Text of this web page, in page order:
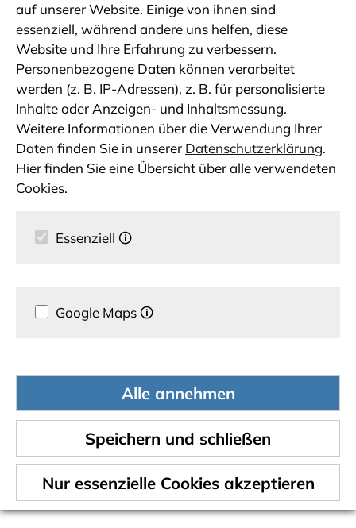
auf unserer Website. Einige von ihnen sind
essenziell, während andere uns helfen, diese
Website und Ihre Erfahrung zu verbessern.
Personenbezogene Daten können verarbeitet
werden (z. B. IP-Adressen), z. B. für personalisierte
Inhalte oder Anzeigen- und Inhaltsmessung.
Weitere Informationen über die Verwendung Ihrer
Daten finden Sie in unserer Datenschutzerklärung.
Hier finden Sie eine Übersicht über alle verwendeten
Cookies.
Essenziell 🛈
Google Maps🛈
Alle annehmen
Speichern und schließen
Nur essenzielle Cookies akzeptieren